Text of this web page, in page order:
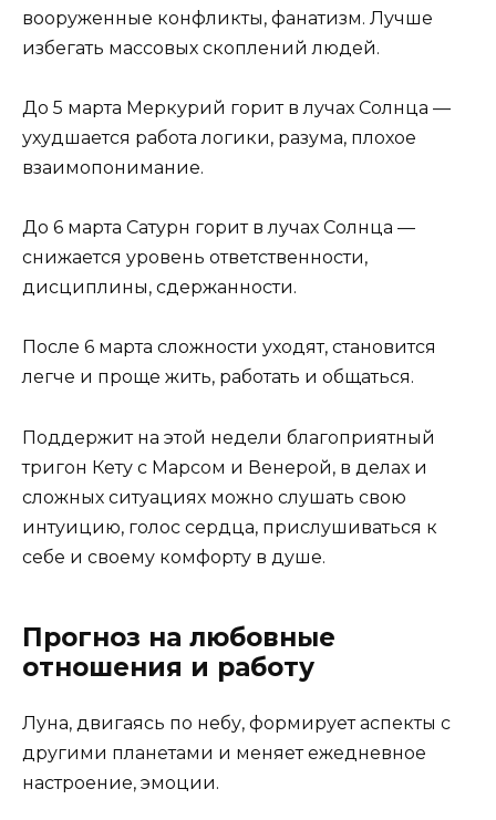
вооруженные конфликты, фанатизм. Лучше
избегать массовых скоплений людей.
До 5 марта Меркурий горит в лучах Солнца —
ухудшается работа логики, разума, плохое
взаимопонимание.
До 6 марта Сатурн горит в лучах Солнца —
снижается уровень ответственности,
дисциплины, сдержанности.
После 6 марта сложности уходят, становится
легче и проще жить, работать и общаться.
Поддержит на этой недели благоприятный
тригон Кету с Марсом и Венерой, в делах и
сложных ситуациях можно слушать свою
интуицию, голос сердца, прислушиваться к
себе и своему комфорту в душе.
Прогноз на любовные
отношения и работу
Луна, двигаясь по небу, формирует аспекты с
другими планетами и меняет ежедневное
настроение, эмоции.